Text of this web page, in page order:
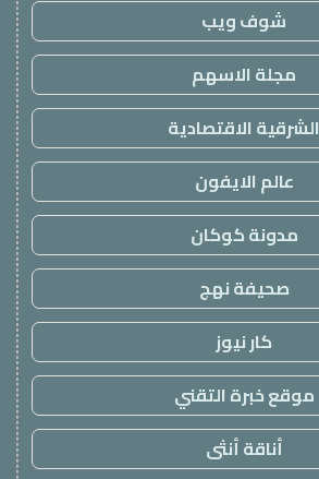
شوف ويب
مجلة الاسهم
الشرقية الاقتصادية
عالم الايفون
مدونة كوكان
صحيفة نهج
كار نيوز
موقع خبرة التقني
أناقة أنثى